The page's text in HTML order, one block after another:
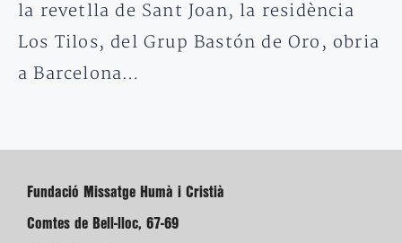
la revetlla de Sant Joan, la residència
Los Tilos, del Grup Bastón de Oro, obria
a Barcelona…
Fundació Missatge Humà i Cristià
Comtes de Bell-lloc, 67-69